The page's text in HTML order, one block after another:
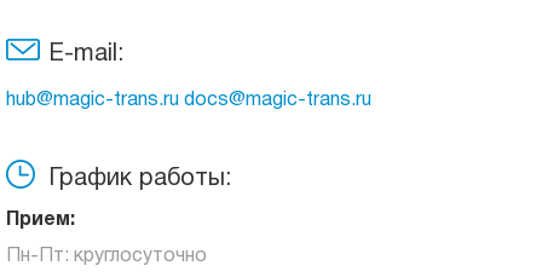
E-mail:
hub@magic-trans.ru docs@magic-trans.ru
График работы:
Прием:
Пн-Пт: круглосуточно